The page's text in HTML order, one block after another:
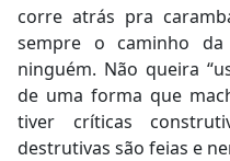
corre atrás pra
sempre o caminho
ninguém. Não queira
de uma forma que
tiver críticas
destrutivas são feias e